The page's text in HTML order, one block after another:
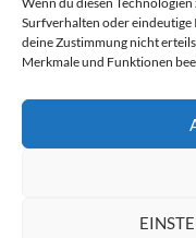
Surfverhalten oder eindeutige
deine Zustimmung nicht
Merkmale und Funktionen
OFFIZIELLES
Impressum